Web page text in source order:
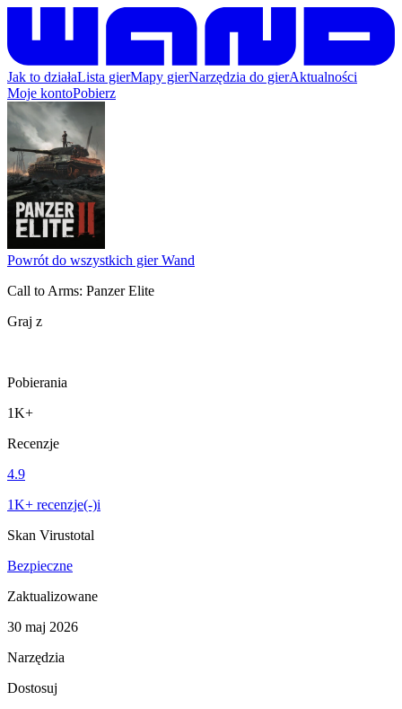
Jak to działaLista gierMapy gierNarzędzia do gierAktualności
Moje kontoPobierz
Powrót do wszystkich gier Wand
Call to Arms: Panzer Elite
Graj z
Pobierania
1K+
Recenzje
4.9
1K+ recenzje(-)i
Skan Virustotal
Bezpieczne
Zaktualizowane
30 maj 2026
Narzędzia
Dostosuj